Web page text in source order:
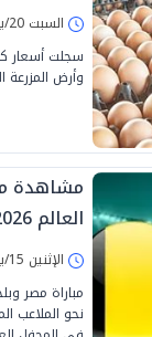
السبت 20/يونيو/2026 - 10:00 ص
سجلت أسعار
وأرض المزرعة
مشاهدة
العالم 2026
الإثنين 15/يونيو/2026 - 06:52 م
مباراة مصر
نحو الملاعب